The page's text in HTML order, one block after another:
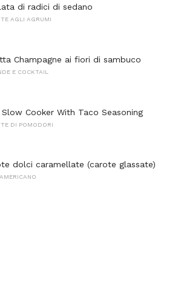
di radici di sedano
AGLI AGRUMI
Champagne ai fiori di sambuco
E COCKTAIL
Slow Cooker With Taco Seasoning
DI POMODORI
dolci caramellate (carote glassate)